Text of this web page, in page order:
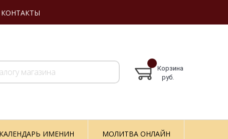
КОНТАКТЫ
Корзина
руб.
КАЛЕНДАРЬ ИМЕНИН МОЛИТВА ОНЛАЙН